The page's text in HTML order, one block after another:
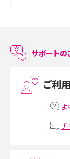
LINEで友だちを削除
MNOとは？MVNOや
VPN接続とは？仕組
サポートの
ご利
よ
チ